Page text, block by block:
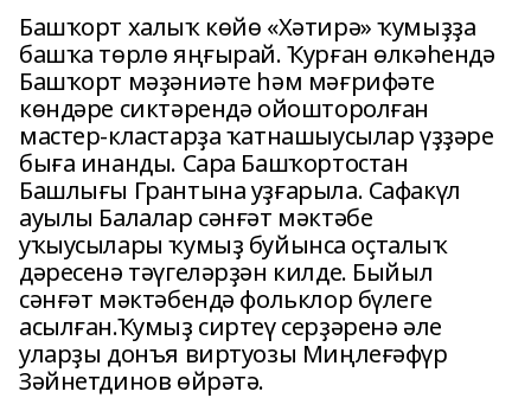
Башҡорт халыҡ көйө «Хәтирә» ҡумыҙҙа
башҡа төрлө яңғырай. Ҡурған өлкәһендә
Башҡорт мәҙәниәте һәм мәғрифәте
көндәре сиктәрендә ойошторолған
мастер-кластарҙа ҡатнашыусылар үҙҙәре
быға инанды. Сара Башҡортостан
Башлығы Грантына уҙғарыла. Сафакүл
ауылы Балалар сәнғәт мәктәбе
уҡыусылары ҡумыҙ буйынса оҫталыҡ
дәресенә тәүгеләрҙән килде. Быйыл
сәнғәт мәктәбендә фольклор бүлеге
асылған.Ҡумыҙ сиртеү серҙәренә әле
уларҙы донъя виртуозы Миңлеғәфүр
Зәйнетдинов өйрәтә.